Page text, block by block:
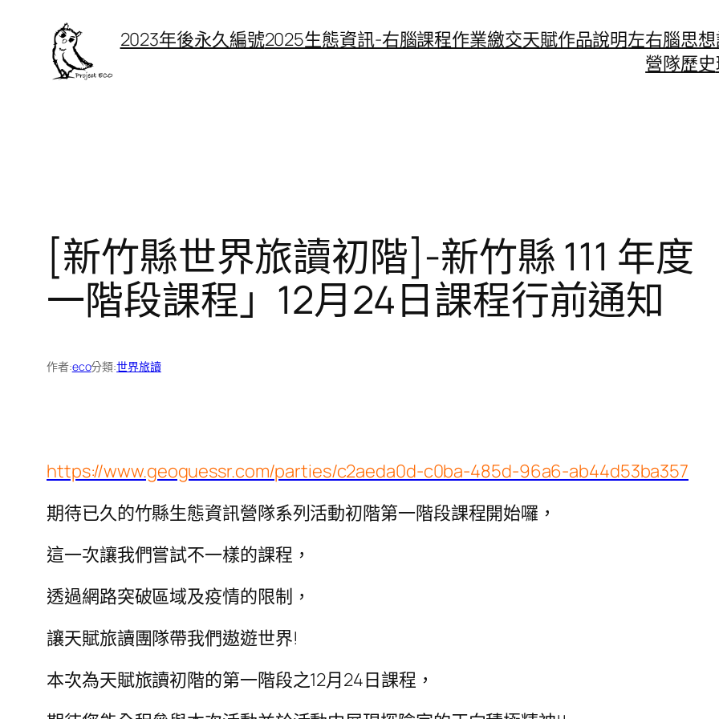
2023年後永久編號2025生態資訊-右腦課程作業繳交天賦作品說明左右腦思
營隊歷史
[新竹縣世界旅讀初階]-新竹縣 111 年度
一階段課程」12月24日課程行前通知
作者:eco分類:世界旅讀
https://www.geoguessr.com/parties/c2aeda0d-c0ba-485d-96a6-ab44d53ba357
期待已久的竹縣生態資訊營隊系列活動初階第一階段課程開始囉，
這一次讓我們嘗試不一樣的課程，
透過網路突破區域及疫情的限制，
讓天賦旅讀團隊帶我們遨遊世界!
本次為天賦旅讀初階的第一階段之12月24日課程，